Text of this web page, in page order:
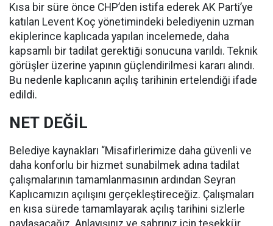
Kısa bir süre önce CHP’den istifa ederek AK Parti’ye
katılan Levent Koç yönetimindeki belediyenin uzman
ekiplerince kaplıcada yapılan incelemede, daha
kapsamlı bir tadilat gerektiği sonucuna varıldı. Teknik
görüşler üzerine yapının güçlendirilmesi kararı alındı.
Bu nedenle kaplıcanın açılış tarihinin ertelendiği ifade
edildi.
NET DEĞİL
Belediye kaynakları “Misafirlerimize daha güvenli ve
daha konforlu bir hizmet sunabilmek adına tadilat
çalışmalarının tamamlanmasının ardından Seyran
Kaplıcamızın açılışını gerçekleştireceğiz. Çalışmaları
en kısa sürede tamamlayarak açılış tarihini sizlerle
paylaşacağız. Anlayışınız ve sabrınız için teşekkür